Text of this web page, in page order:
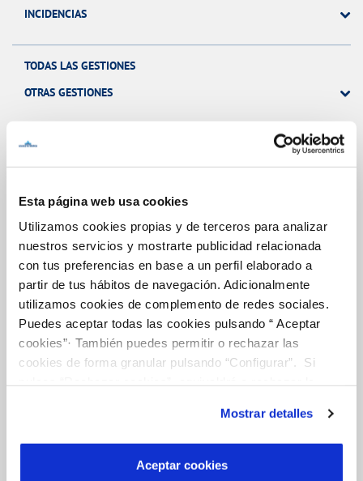
Esta página web usa cookies
Utilizamos cookies propias y de terceros para analizar
nuestros servicios y mostrarte publicidad relacionada
con tus preferencias en base a un perfil elaborado a
partir de tus hábitos de navegación. Adicionalmente
utilizamos cookies de complemento de redes sociales.
Puedes aceptar todas las cookies pulsando “ Aceptar
cookies”· También puedes permitir o rechazar las
cookies de forma granular pulsando “Configurar”. Si
son indispensables para que el sitio web funcione y que
por tanto no se pueden desactivar. Puedes consultar
más información en nuestraPolítica de Cookies
Mostrar detalles
Aceptar cookies
INCIDENCIAS
TODAS LAS GESTIONES
OTRAS GESTIONES
Tu Servicio
FACTURAS Y PRECIOS
ATENCIÓN AL CLIENTE
COMPROMISO DE SERVICIO
Tu Agua